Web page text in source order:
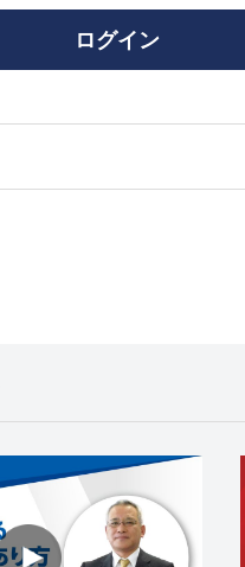
ログイン